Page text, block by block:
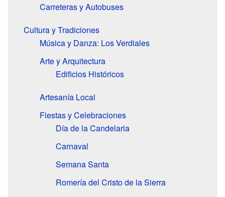
Carreteras y Autobuses
Cultura y Tradiciones
Música y Danza: Los Verdiales
Arte y Arquitectura
Edificios Históricos
Artesanía Local
Fiestas y Celebraciones
Día de la Candelaria
Carnaval
Semana Santa
Romería del Cristo de la Sierra